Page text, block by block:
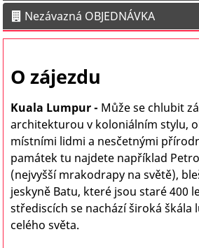
Nezávazná OBJEDNÁVKA
O zájezdu
Kuala Lumpur- Může se chlubit
architekturou v koloniálním stylu,
místními lidmi a nesčetnými
památek tu najdete například
(nejvyšší mrakodrapy na světě),
jeskyně Batu, které jsou staré 400
střediscích se nachází široká škála
celého světa.